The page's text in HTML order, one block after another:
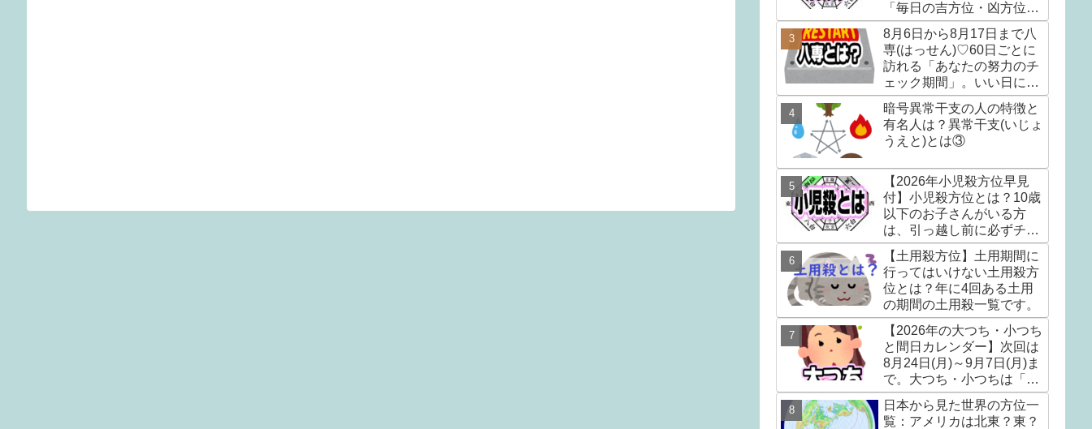
「毎日の吉方位・凶方位」
カレンダー。吉方位散歩で
『運の貯金』をしましょう
8月6日から8月17日まで八
専(はっせん)♡60日ごとに
訪れる「あなたの努力のチ
ェック期間」。いい日にな
るかはあなた次第。
暗号異常干支の人の特徴と
有名人は？異常干支(いじょ
うえと)とは③
【2026年小児殺方位早見
付】小児殺方位とは？10歳
以下のお子さんがいる方
は、引っ越し前に必ずチェ
ック！！
【土用殺方位】土用期間に
行ってはいけない土用殺方
位とは？年に4回ある土用
の期間の土用殺一覧です。
【2026年の大つち・小つち
と間日カレンダー】次回は
8月24日(月)～9月7日(月)ま
で。大つち・小つちは「土
を犯すべからず」の期間で
す。
日本から見た世界の方位一
覧：アメリカは北東？東？